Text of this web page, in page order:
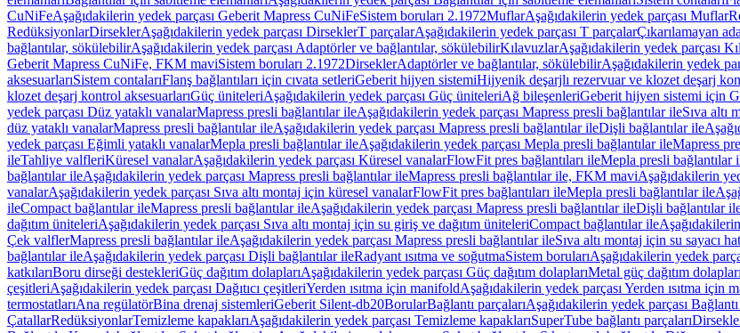
CuNiFeAşağıdakilerin yedek parçası Geberit Mapress CuNiFeSistem boruları 2.1972MuflarAşağıdakilerin yedek parçası Muflar
RedüksiyonlarDirseklerAşağıdakilerin yedek parçası DirseklerT parçalarAşağıdakilerin yedek parçası T parçalarÇıkarılamayan
bağlantılar, sökülebilirAşağıdakilerin yedek parçası Adaptörler ve bağlantılar, sökülebilirKılavuzlarAşağıdakilerin yedek parçası
Geberit Mapress CuNiFe, FKM maviSistem boruları 2.1972DirseklerAdaptörler ve bağlantılar, sökülebilirAşağıdakilerin yedek
aksesuarlarıSistem contalarıFlanş bağlantıları için cıvata setleriGeberit hijyen sistemiHijyenik deşarjlı rezervuar ve klozet deşarj
klozet deşarj kontrol aksesuarlarıGüç üniteleriAşağıdakilerin yedek parçası Güç üniteleriAğ bileşenleriGeberit hijyen sistemi için
yedek parçası Düz yataklı vanalarMapress presli bağlantılar ileAşağıdakilerin yedek parçası Mapress presli bağlantılar ileSıva altı
düz yataklı vanalarMapress presli bağlantılar ileAşağıdakilerin yedek parçası Mapress presli bağlantılar ileDişli bağlantılar ile
yedek parçası Eğimli yataklı vanalarMepla presli bağlantılar ileAşağıdakilerin yedek parçası Mepla presli bağlantılar ileMapress
ileTahliye valfleriKüresel vanalarAşağıdakilerin yedek parçası Küresel vanalarFlowFit pres bağlantıları ileMepla presli bağlantılar
bağlantılar ileAşağıdakilerin yedek parçası Mapress presli bağlantılar ileMapress presli bağlantılar ile, FKM maviAşağıdakilerin
vanalarAşağıdakilerin yedek parçası Sıva altı montaj için küresel vanalarFlowFit pres bağlantıları ileMepla presli bağlantılar ile
ileCompact bağlantılar ileMapress presli bağlantılar ileAşağıdakilerin yedek parçası Mapress presli bağlantılar ileDişli bağlantılar
dağıtım üniteleriAşağıdakilerin yedek parçası Sıva altı montaj için su giriş ve dağıtım üniteleriCompact bağlantılar ile
Çek valflerMapress presli bağlantılar ileAşağıdakilerin yedek parçası Mapress presli bağlantılar ileSıva altı montaj için su sayacı
bağlantılar ileAşağıdakilerin yedek parçası Dişli bağlantılar ileRadyant ısıtma ve soğutmaSistem borularıAşağıdakilerin yedek
katkılarıBoru dirseği destekleriGüç dağıtım dolaplarıAşağıdakilerin yedek parçası Güç dağıtım dolaplarıMetal güç dağıtım dolapları
çeşitleriAşağıdakilerin yedek parçası Dağıtıcı çeşitleriYerden ısıtma için manifoldAşağıdakilerin yedek parçası Yerden ısıtma için
termostatlarıAna regülatörBina drenaj sistemleriGeberit Silent-db20BorularBağlantı parçalarıAşağıdakilerin yedek parçası Bağlantı
ÇatallarRedüksiyonlarTemizleme kapaklarıAşağıdakilerin yedek parçası Temizleme kapaklarıSuperTube bağlantı parçaları